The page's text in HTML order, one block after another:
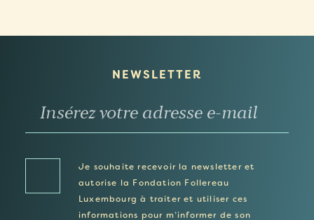
NEWSLETTER
Je souhaite recevoir la newsletter et
autorise la Fondation Follereau
Luxembourg à traiter et utiliser ces
informations pour m’informer de son